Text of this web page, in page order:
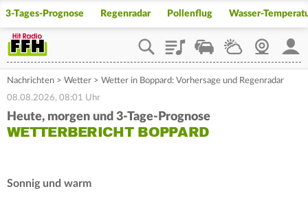
3-Tages-Prognose Regenradar Pollenflug Wasser-
PlaylistStaupilotWetterWebcam
Nachrichten > Wetter > Wetter in Boppard: Vorhersage und Regenradar
08.08.2026, 08:01 Uhr
Heute, morgen und 3-Tage-Prognose
WETTERBERICHT BOPPARD
Sonnig und warm